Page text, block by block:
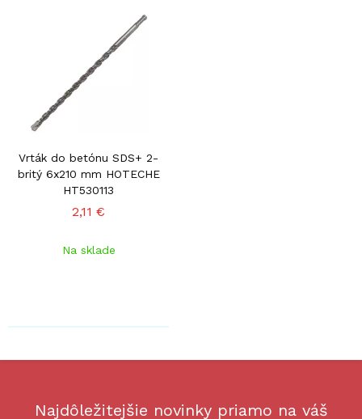
Vrták do betónu SDS+ 2-
britý 6x210 mm HOTECHE
HT530113
2,11 €
Na sklade
Najdôležitejšie novinky priamo na váš